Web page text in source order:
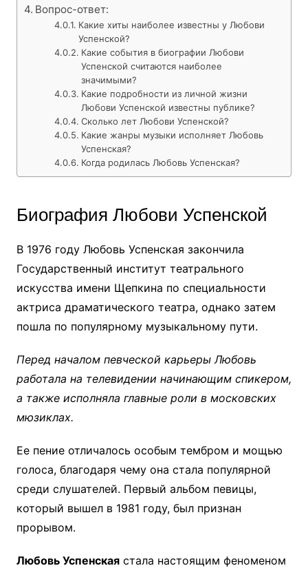
Вопрос-ответ:
Какие хиты наиболее известны у Любови
Успенской?
Какие события в биографии Любови
Успенской считаются наиболее
значимыми?
Какие подробности из личной жизни
Любови Успенской известны публике?
Сколько лет Любови Успенской?
Какие жанры музыки исполняет Любовь
Успенская?
Когда родилась Любовь Успенская?
Биография Любови Успенской
В 1976 году Любовь Успенская закончила
Государственный институт театрального
искусства имени Щепкина по специальности
актриса драматического театра, однако затем
пошла по популярному музыкальному пути.
Перед началом певческой карьеры Любовь
работала на телевидении начинающим спикером,
а также исполняла главные роли в московских
мюзиклах.
Ее пение отличалось особым тембром и мощью
голоса, благодаря чему она стала популярной
среди слушателей. Первый альбом певицы,
который вышел в 1981 году, был признан
прорывом.
Любовь Успенскаястала настоящим феноменом